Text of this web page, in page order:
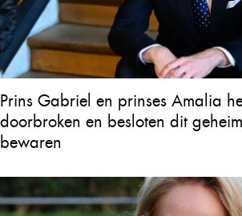
Prins Gabriel en prinses Amalia
doorbroken en besloten dit
bewaren